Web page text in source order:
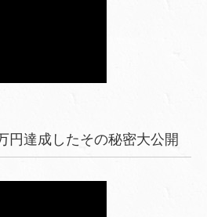
円達成したその秘密大公開